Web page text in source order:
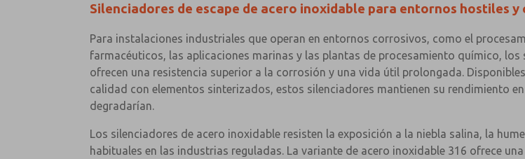
Silenciadores de escape de acero inoxidable para entornos hostiles y
Para instalaciones industriales que operan en entornos corrosivos, como el
farmacéuticos, las aplicaciones marinas y las plantas de procesamiento químico, los
ofrecen una resistencia superior a la corrosión y una vida útil prolongada.
calidad con elementos sinterizados, estos silenciadores mantienen su rendimiento
degradarían.
Los silenciadores de acero inoxidable resisten la exposición a la niebla salina, la
habituales en las industrias reguladas. La variante de acero inoxidable 316 ofrece